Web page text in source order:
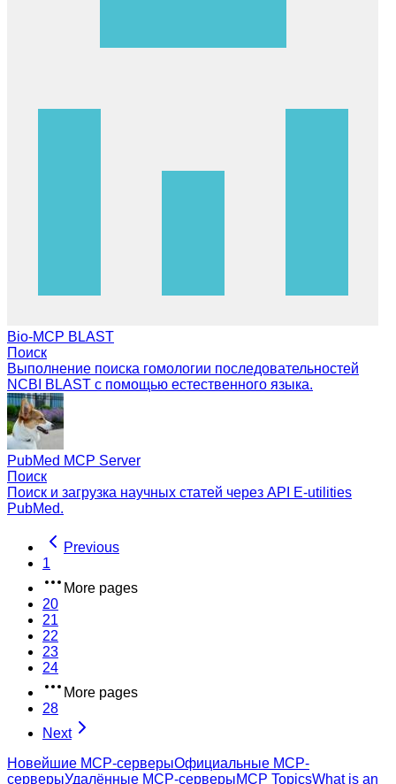
Bio-MCP BLAST
Поиск
Выполнение поиска гомологии последовательностей
NCBI BLAST с помощью естественного языка.
PubMed MCP Server
Поиск
Поиск и загрузка научных статей через API E-utilities
PubMed.
Previous
1
More pages
20
21
22
23
24
More pages
28
Next
Новейшие MCP-серверыОфициальные MCP-
серверыУдалённые MCP-серверыMCP TopicsWhat is an